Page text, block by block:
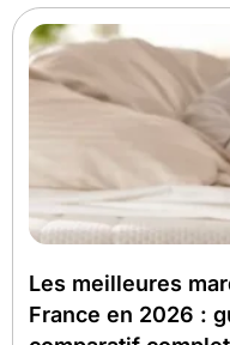
Les meilleures
France en 2026 :